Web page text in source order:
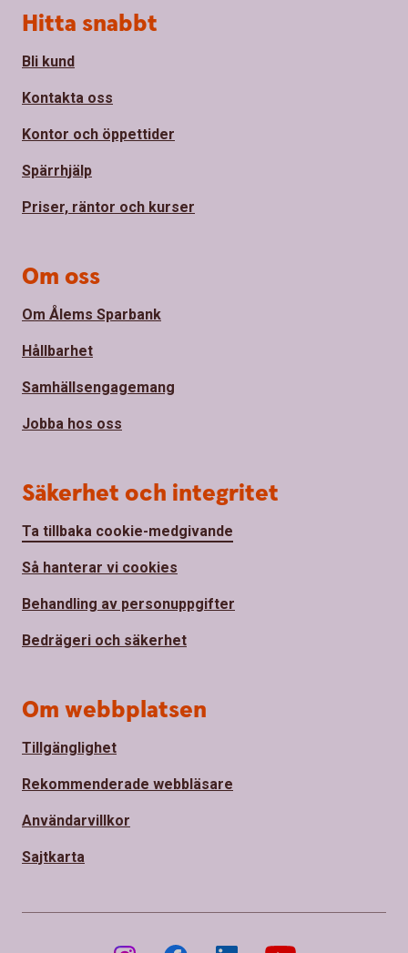
Sidfot
Hitta snabbt
Bli kund
Kontakta oss
Kontor och öppettider
Spärrhjälp
Priser, räntor och kurser
Om oss
Om Ålems Sparbank
Hållbarhet
Samhällsengagemang
Jobba hos oss
Säkerhet och integritet
Ta tillbaka cookie-medgivande
Så hanterar vi cookies
Behandling av personuppgifter
Bedrägeri och säkerhet
Om webbplatsen
Tillgänglighet
Rekommenderade webbläsare
Användarvillkor
Sajtkarta